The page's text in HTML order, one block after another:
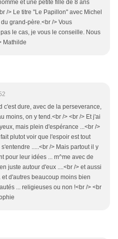
et une petite fille de 8 ans
/> Le titre "Le Papillon" avec Michel
grand-père.<br /> Vous
le cas, je vous le conseille. Nous
Mathilde
c'est dure, avec de la perseverance,
moins, on y tend.<br /> <br /> Et j'ai
mais plein d'espérance ...<br />
plutot voir que l'espoir est tout
.....<br /> Mais partout il y
pour leur idées ... m^me avec de
juste autour d'eux ....<br /> et aussi
d'autres beaucoup moins bien
... religieuses ou non !<br /> <br